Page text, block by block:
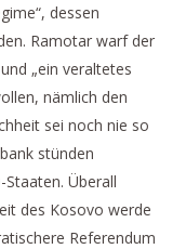
dessen
Ramotar warf der
„ein veraltetes
nämlich den
sei noch nie so
stünden
Überall
des Kosovo werde
Referendum